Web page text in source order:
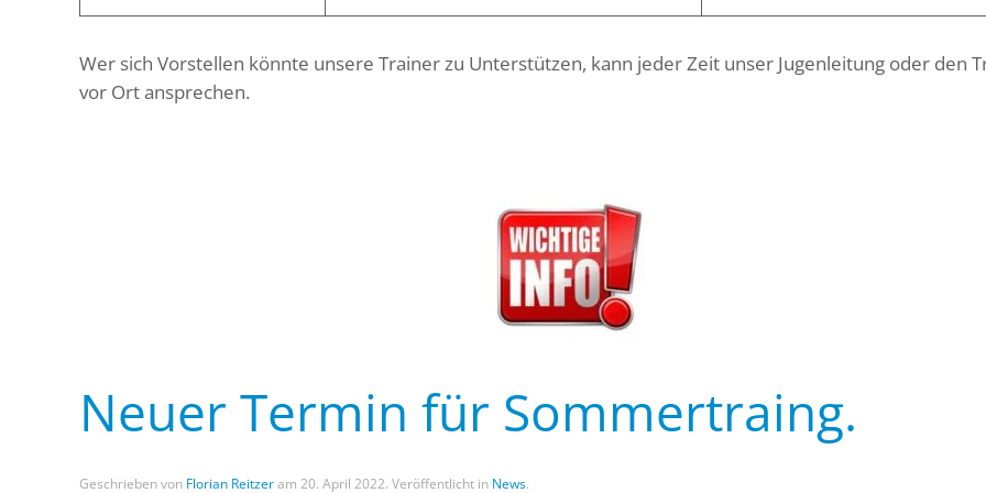
Wer sich Vorstellen könnte unsere Trainer zu Unterstützen, kann jeder Zeit unser Jugenleitung oder den
vor Ort ansprechen.
Neuer Termin für Sommertraing.
Geschrieben von Florian Reitzeram 20. April 2022. Veröffentlicht in News.